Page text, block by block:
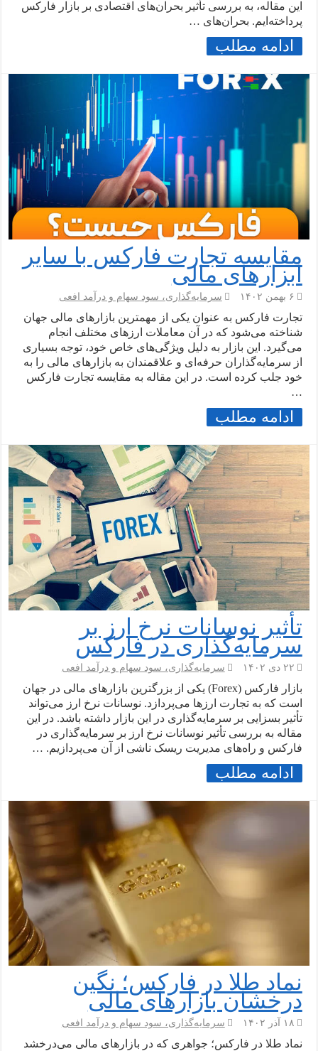
این مقاله، به بررسی تأثیر بحران‌های اقتصادی بر بازار فارکس
پرداخته‌ایم. بحران‌های …
ادامه مطلب
مقایسه تجارت فارکس با سایر
ابزارهای مالی
۶ بهمن ۱۴۰۲ سرمایه‌گذاری، سود سهام و درآمد افعی
تجارت فارکس به عنوان یکی از مهمترین بازارهای مالی جهان
شناخته می‌شود که در آن معاملات ارزهای مختلف انجام
می‌گیرد. این بازار به دلیل ویژگی‌های خاص خود، توجه بسیاری
از سرمایه‌گذاران حرفه‌ای و علاقمندان به بازارهای مالی را به
خود جلب کرده است. در این مقاله به مقایسه تجارت فارکس
…
ادامه مطلب
تأثیر نوسانات نرخ ارز بر
سرمایه‌گذاری در فارکس
۲۲ دی ۱۴۰۲ سرمایه‌گذاری، سود سهام و درآمد افعی
بازار فارکس (Forex) یکی از بزرگترین بازارهای مالی در جهان
است که به تجارت ارزها می‌پردازد. نوسانات نرخ ارز می‌تواند
تأثیر بسزایی بر سرمایه‌گذاری در این بازار داشته باشد. در این
مقاله به بررسی تأثیر نوسانات نرخ ارز بر سرمایه‌گذاری در
فارکس و راه‌های مدیریت ریسک ناشی از آن می‌پردازیم. …
ادامه مطلب
نماد طلا در فارکس؛ نگین
درخشان بازارهای مالی
۱۸ آذر ۱۴۰۲ سرمایه‌گذاری، سود سهام و درآمد افعی
نماد طلا در فارکس؛ جواهری که در بازارهای مالی می‌درخشد